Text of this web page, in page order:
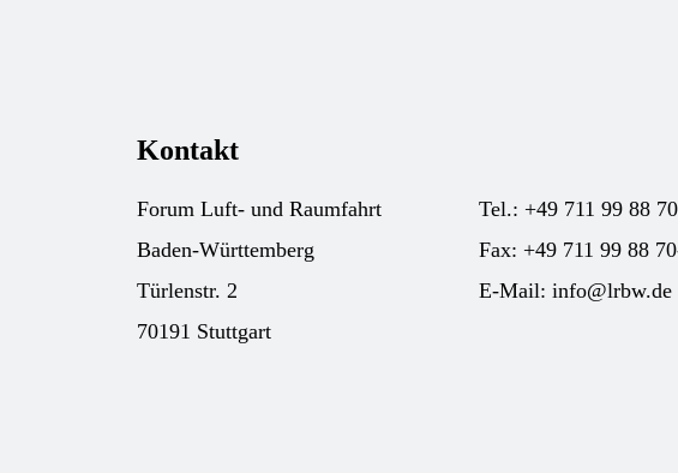
Kontakt
Forum Luft- und Raumfahrt
Baden-Württemberg
Türlenstr. 2
70191 Stuttgart
Tel.: +49 711 99 88
Fax: +49 711 99 88
E-Mail: info@lrbw.de